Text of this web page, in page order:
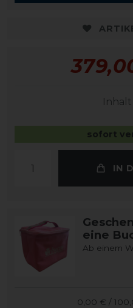
Inhalt
sofort
IN
eine
Ab einem
0,00 € /